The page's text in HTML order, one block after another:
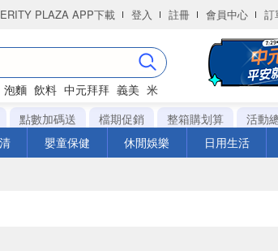
PLAZA APP下載 登入 註冊 會員中心 訂
泡麵 飲料 中元拜拜 義美 米
點數加碼送 檔期促銷 整箱購划算 活動
嬰童保健 休閒娛樂 日用生活